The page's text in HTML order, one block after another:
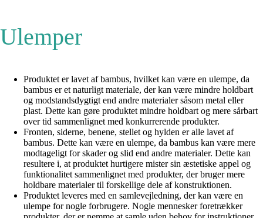
Ulemper
Produktet er lavet af bambus, hvilket kan være en ulempe, da
bambus er et naturligt materiale, der kan være mindre holdbart
og modstandsdygtigt end andre materialer såsom metal eller
plast. Dette kan gøre produktet mindre holdbart og mere sårbart
over tid sammenlignet med konkurrerende produkter.
Fronten, siderne, benene, stellet og hylden er alle lavet af
bambus. Dette kan være en ulempe, da bambus kan være mere
modtageligt for skader og slid end andre materialer. Dette kan
resultere i, at produktet hurtigere mister sin æstetiske appel og
funktionalitet sammenlignet med produkter, der bruger mere
holdbare materialer til forskellige dele af konstruktionen.
Produktet leveres med en samlevejledning, der kan være en
ulempe for nogle forbrugere. Nogle mennesker foretrækker